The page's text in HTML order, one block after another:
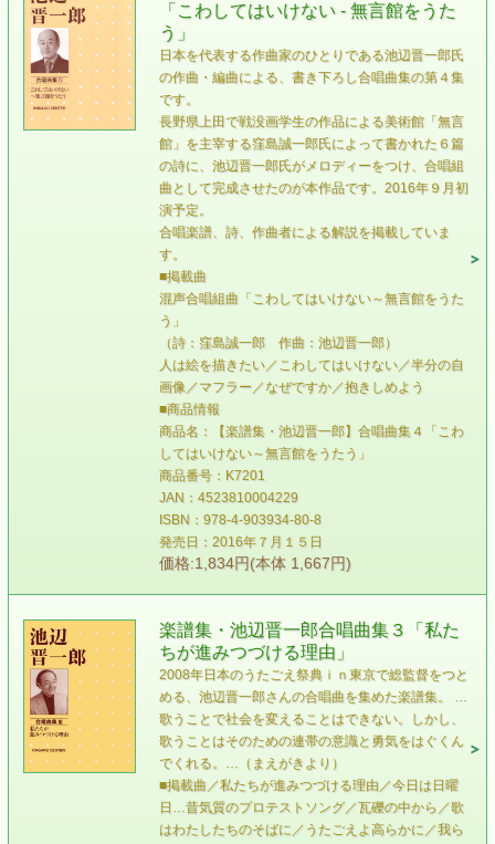
「こわしてはいけない - 無言館をうた
う」
日本を代表する作曲家のひとりである池辺晋一郎氏
の作曲・編曲による、書き下ろし合唱曲集の第４集
です。
長野県上田で戦没画学生の作品による美術館「無言
館」を主宰する窪島誠一郎氏によって書かれた６篇
の詩に、池辺晋一郎氏がメロディーをつけ、合唱組
曲として完成させたのが本作品です。2016年９月初
演予定。
合唱楽譜、詩、作曲者による解説を掲載していま
す。
■掲載曲
混声合唱組曲「こわしてはいけない～無言館をうた
う」
（詩：窪島誠一郎 作曲：池辺晋一郎）
人は絵を描きたい／こわしてはいけない／半分の自
画像／マフラー／なぜですか／抱きしめよう
■商品情報
商品名：【楽譜集・池辺晋一郎】合唱曲集４「こわ
してはいけない～無言館をうたう」
商品番号：K7201
JAN：4523810004229
ISBN：978-4-903934-80-8
発売日：2016年７月１５日
価格:1,834円(本体 1,667円)
楽譜集・池辺晋一郎合唱曲集３「私た
ちが進みつづける理由」
2008年日本のうたごえ祭典ｉｎ東京で総監督をつと
める、池辺晋一郎さんの合唱曲を集めた楽譜集。 …
歌うことで社会を変えることはできない。しかし、
歌うことはそのための連帯の意識と勇気をはぐくん
でくれる。…（まえがきより）
■掲載曲／私たちが進みつづける理由／今日は日曜
日…昔気質のプロテストソング／瓦礫の中から／歌
はわたしたちのそばに／うたごえよ高らかに／我ら